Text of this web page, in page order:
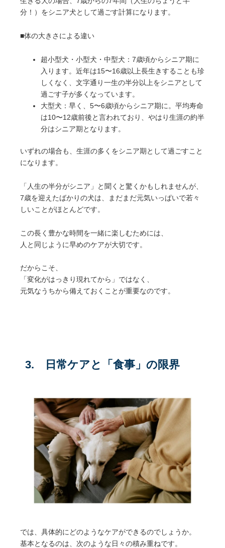
分！）をシニア犬として過ごす計算になります。
■体の大きさによる違い
超小型犬・小型犬・中型犬：7歳頃からシニア期に
入ります。近年は15〜16歳以上長生きすることも珍
しくなく、文字通り一生の半分以上をシニアとして
過ごす子が多くなっています。
大型犬：早く、5〜6歳頃からシニア期に。平均寿命
は10〜12歳前後と言われており、やはり生涯の約半
分はシニア期となります。
いずれの場合も、生涯の多くをシニア期として過ごすこと
になります。
「人生の半分がシニア」と聞くと驚くかもしれませんが、
7歳を迎えたばかりの犬は、まだまだ元気いっぱいで若々
しいことがほとんどです。
この長く豊かな時間を一緒に楽しむためには、
人と同じように早めのケアが大切です。
だからこそ、
「変化がはっきり現れてから」ではなく、
元気なうちから備えておくことが重要なのです。
3. 日常ケアと「食事」の限界
では、具体的にどのようなケアができるのでしょうか。
基本となるのは、次のような日々の積み重ねです。